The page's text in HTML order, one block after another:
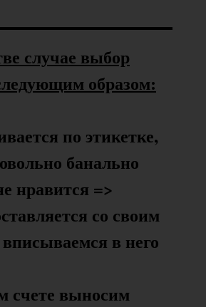
случае выбор
образом:
по этикетке,
банально
нравится =>
со своим
в него
счете выносим